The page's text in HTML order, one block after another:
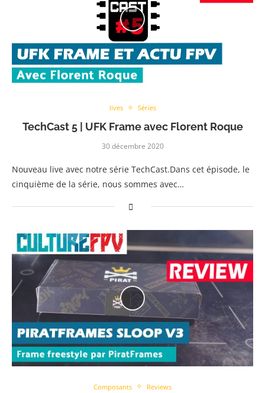
lives Séries
TechCast 5 | UFK Frame avec Florent Roque
30 décembre 2020
Nouveau live avec notre série TechCast.Dans cet épisode, le
cinquième de la série, nous sommes avec…
Composants Reviews